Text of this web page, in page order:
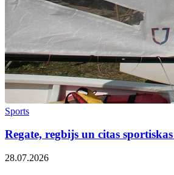
Sports
Regate, regbijs un citas
28.07.2026